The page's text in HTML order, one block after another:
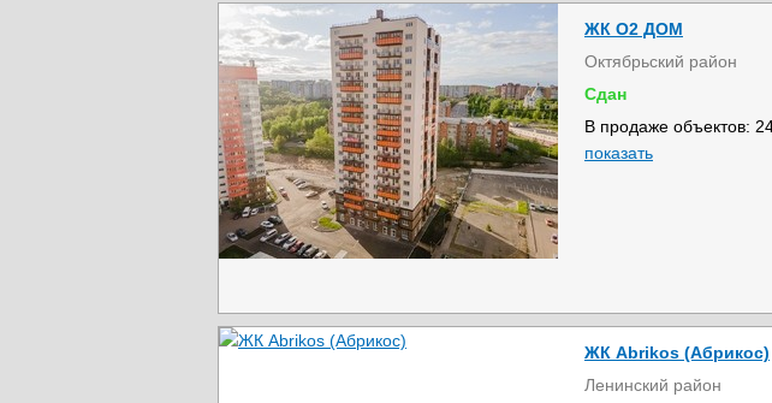
ЖК О2 ДОМ
Октябрьский район
Сдан
В продаже объектов:
показать
ЖК Abrikos (Абрикос)
Ленинский район